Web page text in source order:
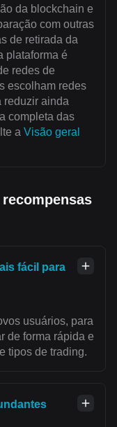
da blockchain e
com outras
de retirada da
plataforma é
redes de
escolham redes
reduzir ainda
completa das
a Visão geral
fácil para
usuários, para
de forma rápida e
tipos de trading.